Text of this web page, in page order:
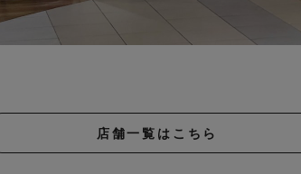
店舗一覧はこちら